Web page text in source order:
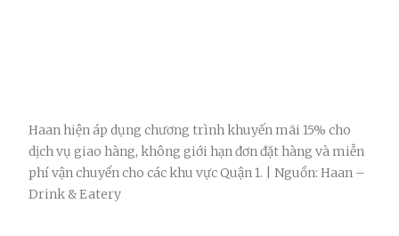
Haan hiện áp dụng chương trình khuyến mãi 15% cho
dịch vụ giao hàng, không giới hạn đơn đặt hàng và miễn
phí vận chuyển cho các khu vực Quận 1. | Nguồn: Haan –
Drink & Eatery